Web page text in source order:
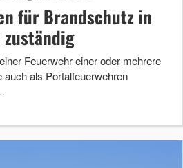
für Brandschutz in
Feuerwehr einer oder mehrere
als Portalfeuerwehren